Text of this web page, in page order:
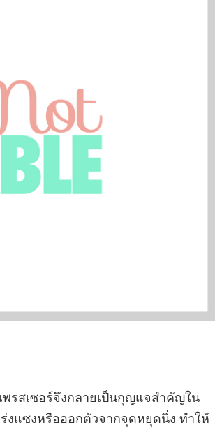
รสเซอร์จึงกลายเป็นกุญแจสำคัญใน
งแซงหรือออกตัวจากจุดหยุดนิ่ง ทำให้